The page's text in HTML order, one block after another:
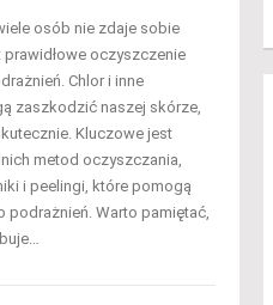
osób nie zdaje sobie
oczyszczenie
Chlor i inne
zaszkodzić naszej skórze,
Kluczowe jest
metod oczyszczania,
i peelingi, które pomogą
podrażnień. Warto pamiętać,